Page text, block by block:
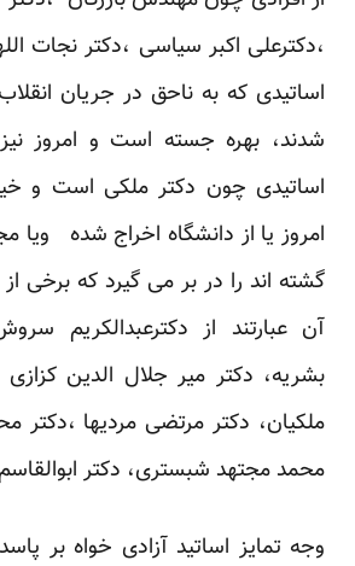
،دکترعلی اکبر سیاسی ،دکتر نجات
اساتیدی که به ناحق در جریان
شدند، بهره جسته است و امروز
اساتیدی چون دکتر ملکی است و
امروز یا از دانشگاه اخراج شده ویا
گشته اند را در بر می گیرد که برخی
آن عبارتند از دکترعبدالکریم
بشریه، دکتر میر جلال الدین
ملکیان، دکتر مرتضی مردیها ،دکتر
محمد مجتهد شبستری، دکتر
وجه تمایز اساتید آزادی خواه بر